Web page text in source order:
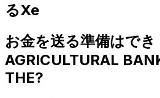
るXe
お金を送る準備はでき
AGRICULTURAL
THE?